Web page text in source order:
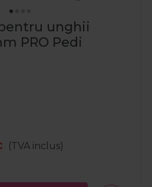
unghii
PRO Pedi
(TVA inclus)